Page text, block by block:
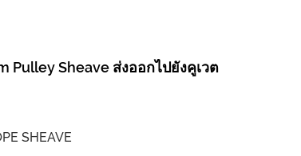
Pulley Sheave ส่งออกไปยังคูเวต
SHEAVE